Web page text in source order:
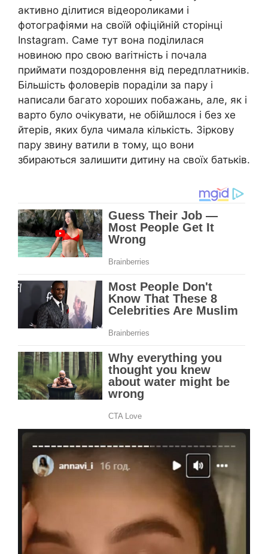
активно ділитися відеороликами і
фотографіями на своїй офіційній сторінці
Instagram. Саме тут вона поділилася
новиною про свою ваrітність і почала
приймати поздоровлення від передплатників.
Більшість фоловерів пораділи за пару і
написали багато хороших побажань, але, як і
варто було очікувати, не обійшлося і без хе
йтерів, яких була чимала кількість. Зіркову
пару звину ватили в тому, що вони
збираються залишити дитину на своїх батьків.